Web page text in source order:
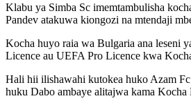
Klabu ya Simba Sc imemtambulisha
Pandev atakuwa kiongozi na mtendaji
Kocha huyo raia wa Bulgaria ana leseni
Licence au UEFA Pro Licence kwa
Hali hii ilishawahi kutokea huko Azam
huku Dabo ambaye alitajwa kama